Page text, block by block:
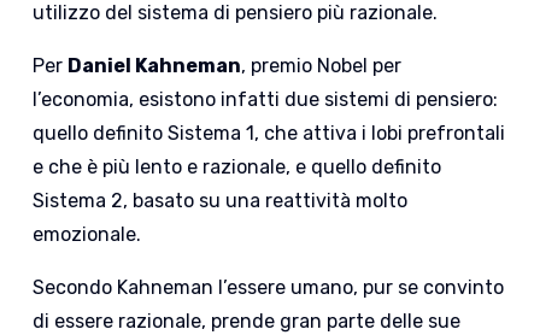
utilizzo del sistema di pensiero più razionale.
Per Daniel Kahneman, premio Nobel per
l’economia, esistono infatti due sistemi di pensiero:
quello definito Sistema 1, che attiva i lobi prefrontali
e che è più lento e razionale, e quello definito
Sistema 2, basato su una reattività molto
emozionale.
Secondo Kahneman l’essere umano, pur se convinto
di essere razionale, prende gran parte delle sue